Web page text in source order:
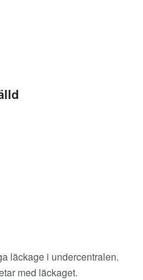
läckage i undercentralen.
med läckaget.